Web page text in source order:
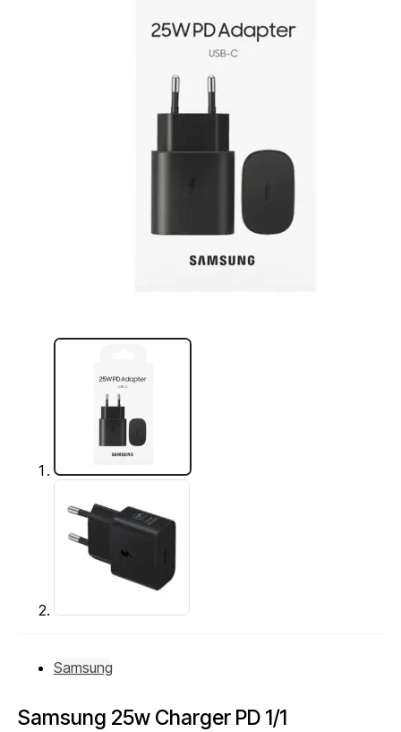
Samsung
Samsung 25w Charger PD 1/1